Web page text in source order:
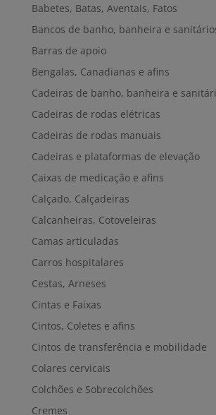
Babetes, Batas, Aventais, Fatos
Bancos de banho, banheira e
Barras de apoio
Bengalas, Canadianas e afins
Cadeiras de banho, banheira e
Cadeiras de rodas elétricas
Cadeiras de rodas manuais
Cadeiras e plataformas de elevação
Caixas de medicação e afins
Calçado, Calçadeiras
Calcanheiras, Cotoveleiras
Camas articuladas
Carros hospitalares
Cestas, Arneses
Cintas e Faixas
Cintos, Coletes e afins
Cintos de transferência e mobilidade
Colares cervicais
Colchões e Sobrecolchões
Cremes